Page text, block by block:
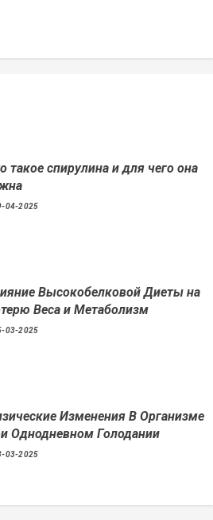
такое спирулина и для чего она
04-2025
Высокобелковой Диеты на
Веса и Метаболизм
03-2025
Изменения В Организме
Однодневном Голодании
03-2025